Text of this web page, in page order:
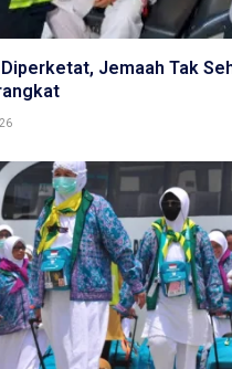
Jemaah Tak